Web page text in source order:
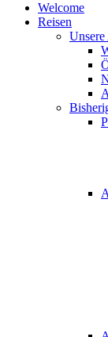
Welcome
Reisen